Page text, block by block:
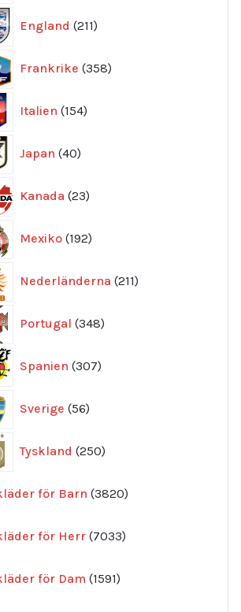
England 211
produkter
Frankrike 358
produkter
Italien 154
produkter
Japan 40
produkter
Kanada 23
produkter
Mexiko 192
produkter
Nederländerna 211
produkter
Portugal 348
produkter
Spanien 307
produkter
Sverige 56
produkter
Tyskland 250
produkter
för Barn 3820
produkter
för Herr 7033
produkter
för Dam 1591
produkter